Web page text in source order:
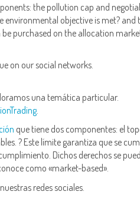
the pollution cap and
environmental objective is met? and
purchased on the allocation
on our social networks.
una temática particular.
.
que tiene dos componentes: el
? Este límite garantiza que se
Dichos derechos se
como «market-based».
redes sociales.